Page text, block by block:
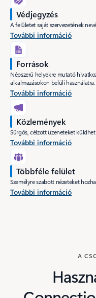
Védjegyzés
A felületet saját szervezetének
További információ
Források
Népszerű helyekre mutató
alkalmazásokon belüli használatra.
További információ
Közlemények
Sürgős, célzott üzeneteket
További információ
Többféle felület
Személyre szabott nézeteket
További információ
A